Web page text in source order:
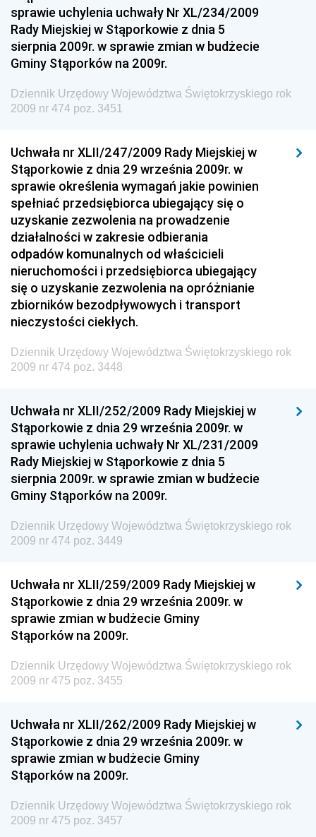
Dziennik Urzędowy Ministra Infrastruktury i
Budownictwa
Dziennik Urzędowy Ministra Gospodarki Morskiej i
Żeglugi Śródlądowej
Dziennik Urzędowy Ministra Energii
Dziennik Urzędowy Ministra Finansów
Dziennik Urzędowy Ministra Rozwoju i Finansów
Dziennik Urzędowy Wyższego Urzędu Górniczego
Dziennik Urzędowy Prezesa Urzędu Transportu
Kolejowego
Dziennik Urzędowy Ministra Przedsiębiorczości i
Technologii
Dziennik Urzędowy Ministra Inwestycji i Rozwoju
Dziennik Urzędowy Naczelnego Dyrektora Archiwów
Państwowych
Dziennik Urzędowy Ministra Finansów, Inwestycji i
Rozwoju
Dziennik Urzędowy Ministra Sportu
Dziennik Urzędowy Ministra Funduszy i Polityki
Regionalnej
Dziennik Urzędowy Ministra Aktywów Państwowych
Dziennik Urzędowy Ministra Zdrowia
Dziennik Urzędowy Ministra Środowiska i Głównego
Inspektora Ochrony Środowiska
Dziennik Urzędowy Ministerstwa Kultury, Dziedzictwa
Narodowego i Sportu
Dziennik Urzędowy Ministra Finansów, Funduszy i
Dziennik Urzędowy Ministra Rozwoju, Pracy i
Dziennik Urzędowy Ministra Kultury, Dziedzictwa
Narodowego i Sportu
Dziennik Urzędowy Ministra Rodziny i Polityki
Społecznej
Dziennik Urzędowy Komendy Głównej Straży
Granicznej
sprawie uchylenia uchwały Nr XL/234/2009
Rady Miejskiej w Stąporkowie z dnia 5
sierpnia 2009r. w sprawie zmian w budżecie
Gminy Stąporków na 2009r.
Dziennik Urzędowy Województwa Świętokrzyskiego rok
2009 nr 474 poz. 3451
Uchwała nr XLII/247/2009 Rady Miejskiej w
Stąporkowie z dnia 29 września 2009r. w
sprawie określenia wymagań jakie powinien
spełniać przedsiębiorca ubiegający się o
uzyskanie zezwolenia na prowadzenie
działalności w zakresie odbierania
odpadów komunalnych od właścicieli
nieruchomości i przedsiębiorca ubiegający
się o uzyskanie zezwolenia na opróżnianie
zbiorników bezodpływowych i transport
nieczystości ciekłych.
Dziennik Urzędowy Województwa Świętokrzyskiego rok
2009 nr 474 poz. 3448
Uchwała nr XLII/252/2009 Rady Miejskiej w
Stąporkowie z dnia 29 września 2009r. w
sprawie uchylenia uchwały Nr XL/231/2009
Rady Miejskiej w Stąporkowie z dnia 5
sierpnia 2009r. w sprawie zmian w budżecie
Gminy Stąporków na 2009r.
Dziennik Urzędowy Województwa Świętokrzyskiego rok
2009 nr 474 poz. 3449
Uchwała nr XLII/259/2009 Rady Miejskiej w
Stąporkowie z dnia 29 września 2009r. w
sprawie zmian w budżecie Gminy
Stąporków na 2009r.
Dziennik Urzędowy Województwa Świętokrzyskiego rok
2009 nr 475 poz. 3455
Uchwała nr XLII/262/2009 Rady Miejskiej w
Stąporkowie z dnia 29 września 2009r. w
sprawie zmian w budżecie Gminy
Stąporków na 2009r.
Dziennik Urzędowy Województwa Świętokrzyskiego rok
2009 nr 475 poz. 3457